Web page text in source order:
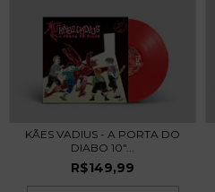
KÃES VADIUS - A PORTA DO
DIABO 10"...
R$149,99